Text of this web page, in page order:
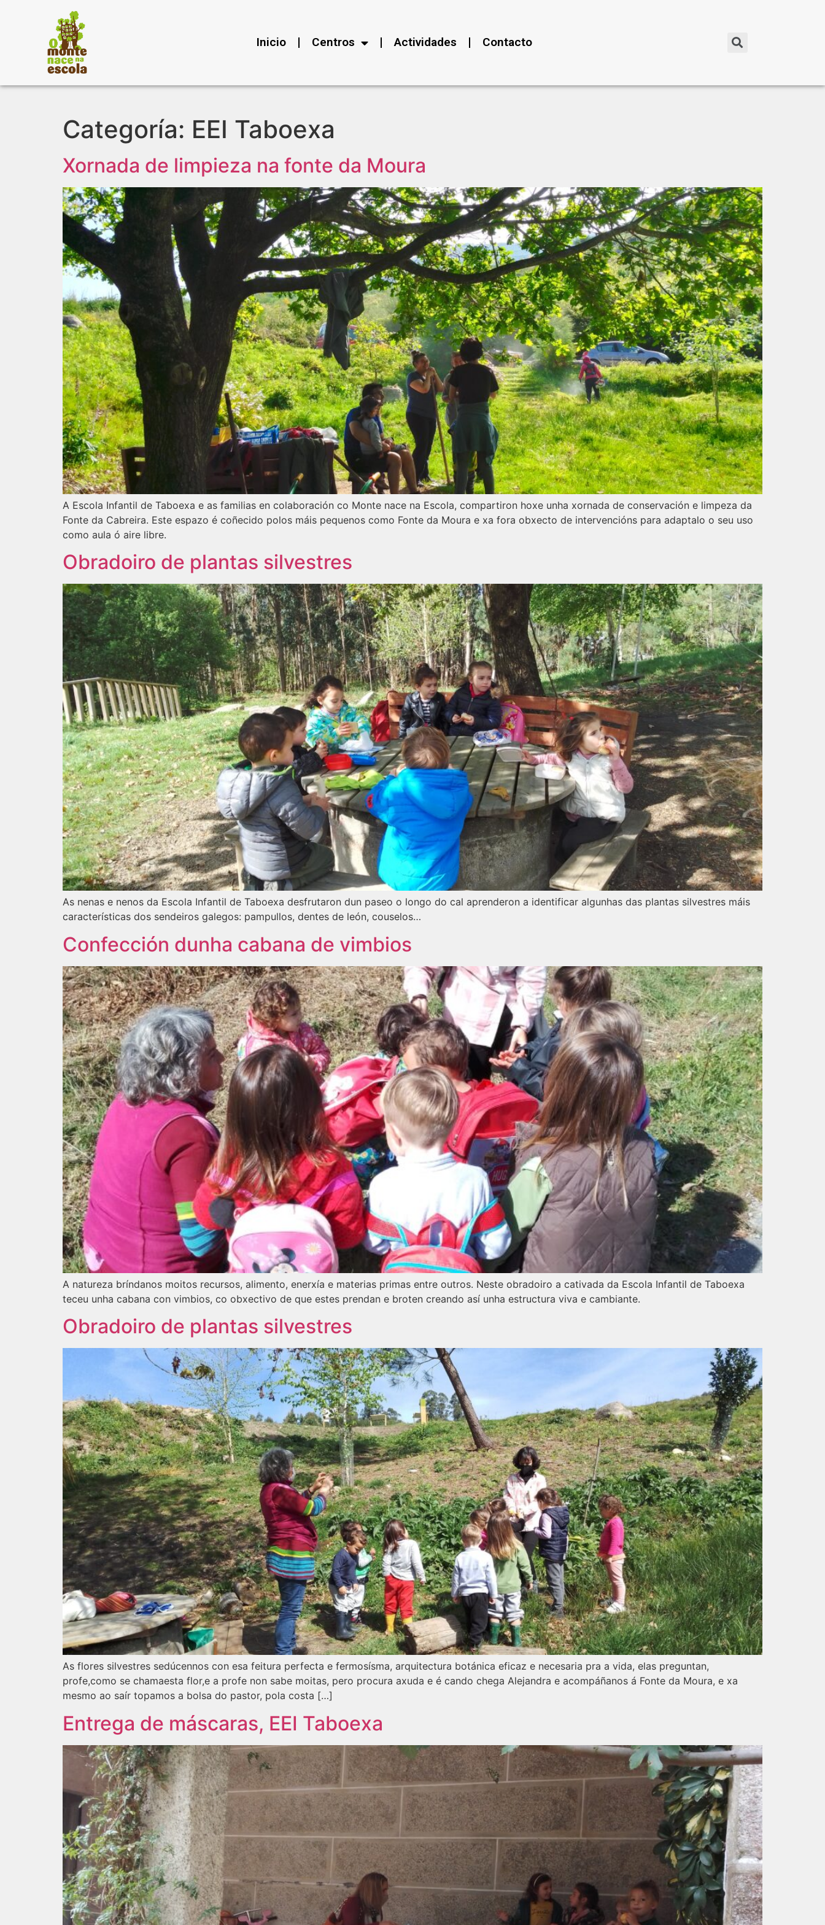
Inicio Centros Actividades Contacto
Categoría: EEI Taboexa
Xornada de limpieza na fonte da Moura
A Escola Infantil de Taboexa e as familias en colaboración co Monte nace na Escola, compartiron hoxe unha xornada de conservación e limpeza da
Fonte da Cabreira. Este espazo é coñecido polos máis pequenos como Fonte da Moura e xa fora obxecto de intervencións para adaptalo o seu uso
como aula ó aire libre.
Obradoiro de plantas silvestres
As nenas e nenos da Escola Infantil de Taboexa desfrutaron dun paseo o longo do cal aprenderon a identificar algunhas das plantas silvestres máis
características dos sendeiros galegos: pampullos, dentes de león, couselos…
Confección dunha cabana de vimbios
A natureza bríndanos moitos recursos, alimento, enerxía e materias primas entre outros. Neste obradoiro a cativada da Escola Infantil de Taboexa
teceu unha cabana con vimbios, co obxectivo de que estes prendan e broten creando así unha estructura viva e cambiante.
Obradoiro de plantas silvestres
As flores silvestres sedúcennos con esa feitura perfecta e fermosísma, arquitectura botánica eficaz e necesaria pra a vida, elas preguntan,
profe,como se chamaesta flor,e a profe non sabe moitas, pero procura axuda e é cando chega Alejandra e acompáñanos á Fonte da Moura, e xa
mesmo ao saír topamos a bolsa do pastor, pola costa […]
Entrega de máscaras, EEI Taboexa